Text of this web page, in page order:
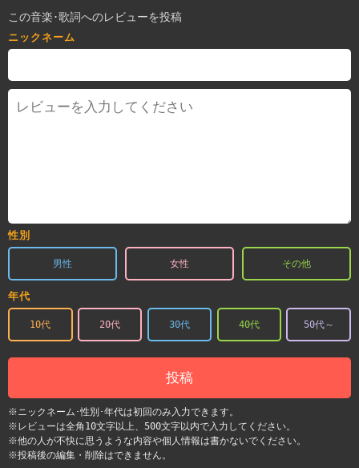
この音楽･歌詞へのレビューを投稿
ニックネーム
性別
男性 女性 その他
年代
10代 20代 30代 40代 50代～
投稿
※ニックネーム･性別･年代は初回のみ入力できます。
※レビューは全角10文字以上、500文字以内で入力してください。
※他の人が不快に思うような内容や個人情報は書かないでください。
※投稿後の編集・削除はできません。